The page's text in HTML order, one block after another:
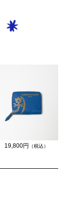
19,800円 （税込）